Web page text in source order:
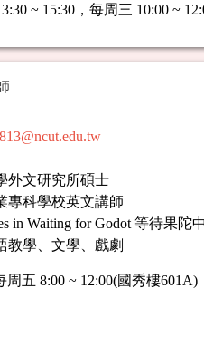
~ 15:30，每周三 10:00 ~
外文研究所碩士
專科學校英文講師
in Waiting for Godot 等待果陀
教學、文學、戲劇
周五 8:00 ~ 12:00(國秀樓601A)